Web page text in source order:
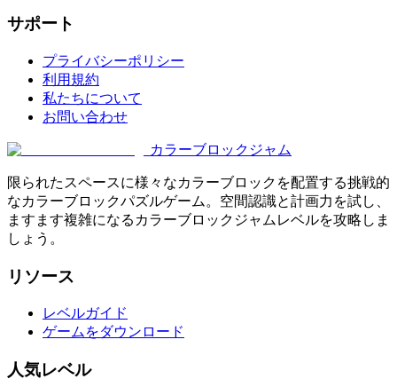
サポート
プライバシーポリシー
利用規約
私たちについて
お問い合わせ
カラーブロックジャム
限られたスペースに様々なカラーブロックを配置する挑戦的
なカラーブロックパズルゲーム。空間認識と計画力を試し、
ますます複雑になるカラーブロックジャムレベルを攻略しま
しょう。
リソース
レベルガイド
ゲームをダウンロード
人気レベル